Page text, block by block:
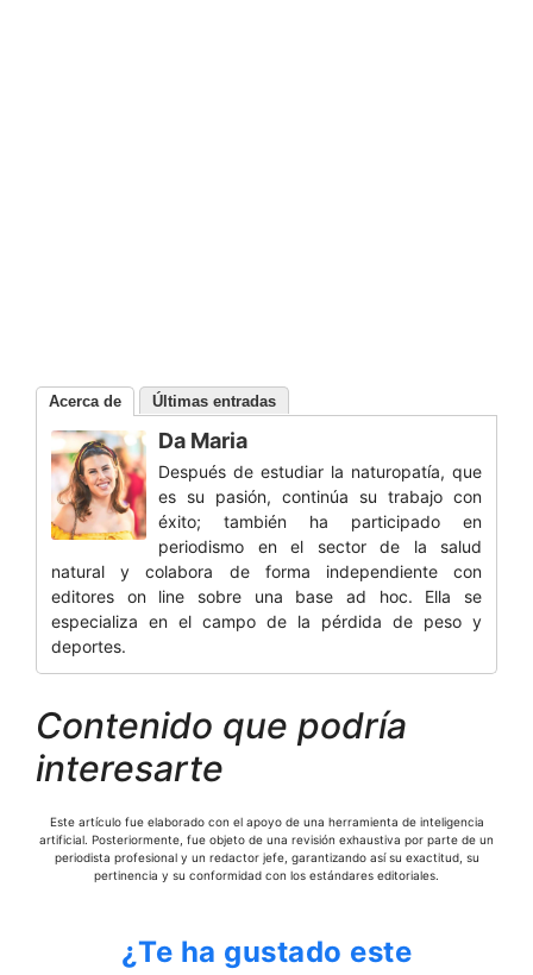
Acerca de Últimas entradas
Da Maria
Después de estudiar la naturopatía, que
es su pasión, continúa su trabajo con
éxito; también ha participado en
periodismo en el sector de la salud
natural y colabora de forma independiente con
editores on line sobre una base ad hoc. Ella se
especializa en el campo de la pérdida de peso y
deportes.
Contenido que podría
interesarte
Este artículo fue elaborado con el apoyo de una herramienta de inteligencia
artificial. Posteriormente, fue objeto de una revisión exhaustiva por parte de un
periodista profesional y un redactor jefe, garantizando así su exactitud, su
pertinencia y su conformidad con los estándares editoriales.
¿Te ha gustado este